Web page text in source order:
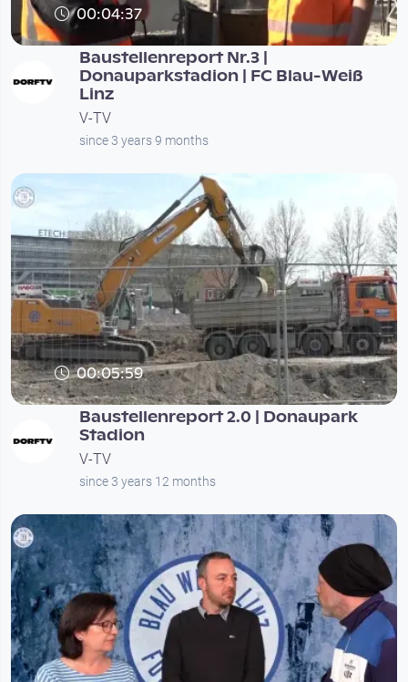
00:04:37
Baustellenreport Nr.3 |
Donauparkstadion | FC Blau-Weiß
Linz
V-TV
since 3 years 9 months
00:05:59
Baustellenreport 2.0 | Donaupark
Stadion
V-TV
since 3 years 12 months